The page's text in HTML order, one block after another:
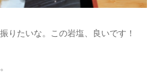
りたいな。この岩塩、良いです！